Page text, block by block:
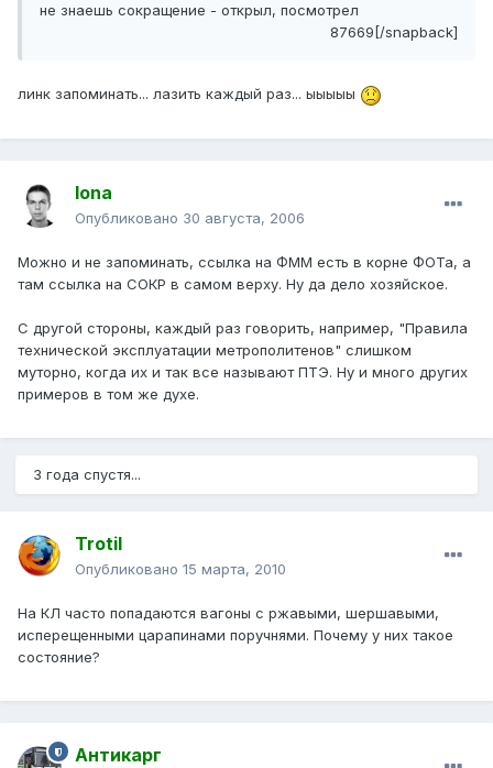
не знаешь сокращение - открыл, посмотрел
87669[/snapback]
линк запоминать... лазить каждый раз... ыыыыы
Iona
Опубликовано 30 августа, 2006
Можно и не запоминать, ссылка на ФММ есть в корне ФОТа, а
там ссылка на СОКР в самом верху. Ну да дело хозяйское.
С другой стороны, каждый раз говорить, например, "Правила
технической эксплуатации метрополитенов" слишком
муторно, когда их и так все называют ПТЭ. Ну и много других
примеров в том же духе.
3 года спустя...
Trotil
Опубликовано 15 марта, 2010
На КЛ часто попадаются вагоны с ржавыми, шершавыми,
исперещенными царапинами поручнями. Почему у них такое
состояние?
Антикарг